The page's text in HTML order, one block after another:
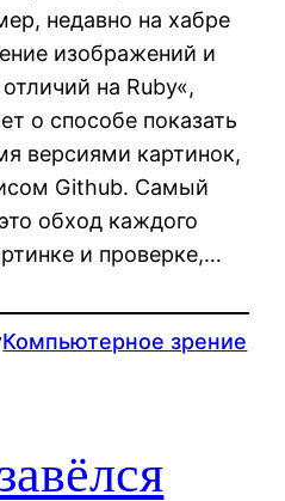
недавно на хабре
изображений и
на Ruby«,
о способе показать
версиями картинок,
Github. Самый
обход каждого
и проверке,…
Компьютерное зрение